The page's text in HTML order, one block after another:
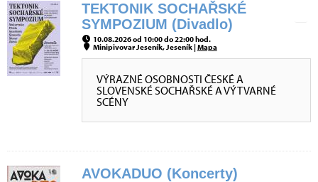
TEKTONIK SOCHAŘSKÉ
SYMPOZIUM (Divadlo)
10.08.2026 od 10:00 do 22:00 hod.
Minipivovar Jeseník, Jeseník |Mapa
VÝRAZNÉ OSOBNOSTI ČESKÉ A
SLOVENSKÉ SOCHAŘSKÉ A VÝTVARNÉ
SCÉNY
AVOKADUO (Koncerty)